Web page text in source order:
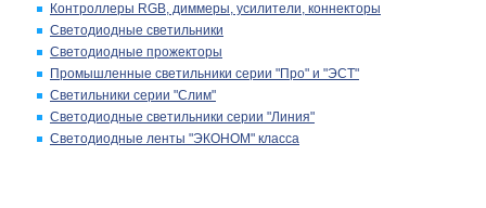
Контроллеры RGB, диммеры, усилители, коннекторы
Светодиодные светильники
Светодиодные прожекторы
Промышленные светильники серии "Про" и "ЭСТ"
Светильники серии "Слим"
Светодиодные светильники серии "Линия"
Светодиодные ленты "ЭКОНОМ" класса